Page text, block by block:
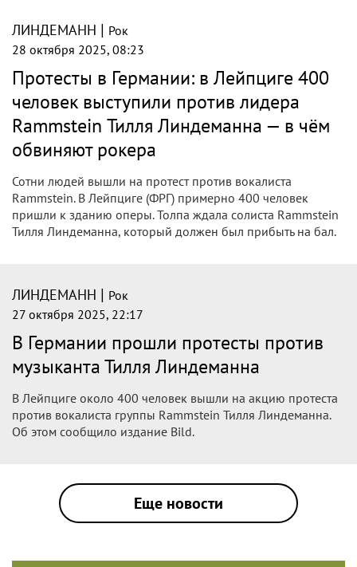
ЛИНДЕМАНН | Рок
28 октября 2025, 08:23
Протесты в Германии: в Лейпциге 400
человек выступили против лидера
Rammstein Тилля Линдеманна — в чём
обвиняют рокера
Сотни людей вышли на протест против вокалиста
Rammstein. В Лейпциге (ФРГ) примерно 400 человек
пришли к зданию оперы. Толпа ждала солиста Rammstein
Тилля Линдеманна, который должен был прибыть на бал.
ЛИНДЕМАНН | Рок
27 октября 2025, 22:17
В Германии прошли протесты против
музыканта Тилля Линдеманна
В Лейпциге около 400 человек вышли на акцию протеста
против вокалиста группы Rammstein Тилля Линдеманна.
Об этом сообщило издание Bild.
Еще новости